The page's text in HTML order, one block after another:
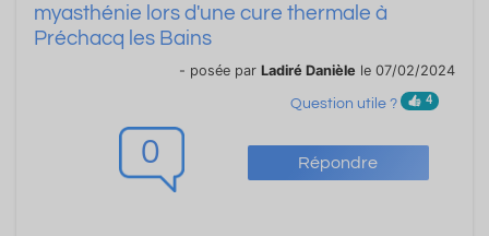
0 Répondre
myasthénie lors d'une cure thermale à
Préchacq les Bains
- posée par Ladiré Danièle le 07/02/2024
Question utile ? 4